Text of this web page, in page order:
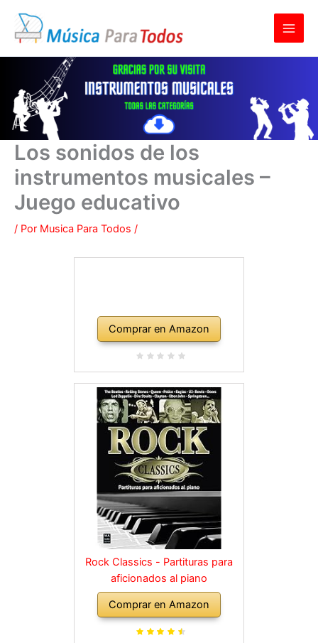
contenido
Los sonidos de los
instrumentos musicales –
Juego educativo
/ Por Musica Para Todos /
Comprar en Amazon
Rock Classics - Partituras para
aficionados al piano
Comprar en Amazon